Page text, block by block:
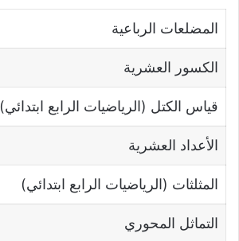
المضلعات الرباعية
الكسور العشرية
قياس الكتل (الرياضيات الرابع ابتدائي)
الأعداد العشرية
المثلثات (الرياضيات الرابع ابتدائي)
التماثل المحوري